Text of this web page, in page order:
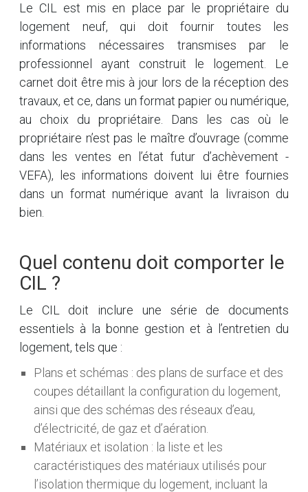
Le CIL est mis en place par le propriétaire du
logement neuf, qui doit fournir toutes les
informations nécessaires transmises par le
professionnel ayant construit le logement. Le
carnet doit être mis à jour lors de la réception des
travaux, et ce, dans un format papier ou numérique,
au choix du propriétaire. Dans les cas où le
propriétaire n’est pas le maître d’ouvrage (comme
dans les ventes en l’état futur d’achèvement -
VEFA), les informations doivent lui être fournies
dans un format numérique avant la livraison du
bien.
Quel contenu doit comporter le
CIL ?
Le CIL doit inclure une série de documents
essentiels à la bonne gestion et à l’entretien du
logement, tels que :
Plans et schémas : des plans de surface et des
coupes détaillant la configuration du logement,
ainsi que des schémas des réseaux d’eau,
d’électricité, de gaz et d’aération.
Matériaux et isolation : la liste et les
caractéristiques des matériaux utilisés pour
l’isolation thermique du logement, incluant la